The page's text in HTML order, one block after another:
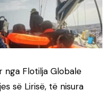
nga Flotilja Globale
së Lirisë, të nisura